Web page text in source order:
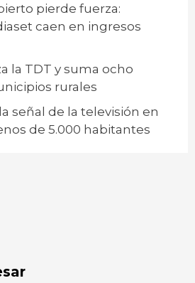
pierde fuerza:
caen en ingresos
la TDT y suma ocho
rurales
señal de la televisión en
de 5.000 habitantes